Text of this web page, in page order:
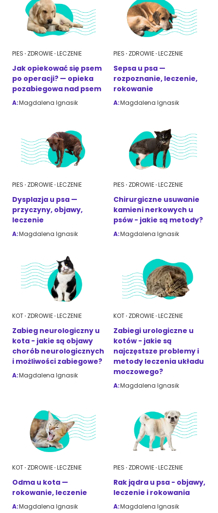
PIES ZDROWIE LECZENIE
Jak opiekować się psem
po operacji? — opieka
pozabiegowa nad psem
A:Magdalena Ignasik
PIES ZDROWIE LECZENIE
Sepsa u psa —
rozpoznanie, leczenie,
rokowanie
A:Magdalena Ignasik
PIES ZDROWIE LECZENIE
Dysplazja u psa —
przyczyny, objawy,
leczenie
A:Magdalena Ignasik
PIES ZDROWIE LECZENIE
Chirurgiczne usuwanie
kamieni nerkowych u
psów - jakie są metody?
A:Magdalena Ignasik
KOT ZDROWIE LECZENIE
Zabieg neurologiczny u
kota - jakie są objawy
chorób neurologicznych
i możliwości zabiegowe?
A:Magdalena Ignasik
KOT ZDROWIE LECZENIE
Zabiegi urologiczne u
kotów - jakie są
najczęstsze problemy i
metody leczenia układu
moczowego?
A:Magdalena Ignasik
KOT ZDROWIE LECZENIE
Odma u kota —
rokowanie, leczenie
A:Magdalena Ignasik
PIES ZDROWIE LECZENIE
Rak jądra u psa - objawy,
leczenie i rokowania
A:Magdalena Ignasik